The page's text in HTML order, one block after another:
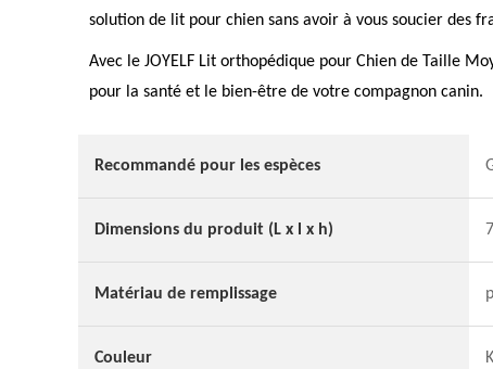
solution de lit pour chien sans avoir à vous soucier des
Avec le JOYELF Lit orthopédique pour Chien de Taille
pour la santé et le bien-être de votre compagnon canin.
Recommandé pour les espèces
Dimensions du produit (L x l x h)
Matériau de remplissage
Couleur